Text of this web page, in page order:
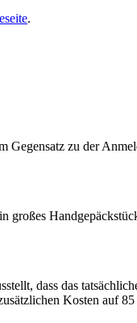
.
Gegensatz zu der
großes
dass das
Kosten auf 85